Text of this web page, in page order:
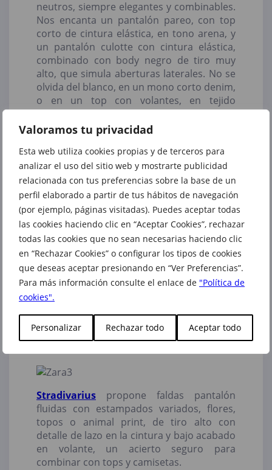
Valoramos tu privacidad
Esta web utiliza cookies propias y de terceros para
analizar el uso del sitio web y mostrarte publicidad
relacionada con tus preferencias sobre la base de un
perfil elaborado a partir de tus hábitos de navegación
(por ejemplo, páginas visitadas). Puedes aceptar todas
las cookies haciendo clic en “Aceptar Cookies”, rechazar
todas las cookies que no sean necesarias haciendo clic
en “Rechazar Cookies” o configurar los tipos de cookies
que deseas aceptar presionando en “Ver Preferencias”.
Para más información consulte el enlace de "Política de
cookies".
Personalizar Rechazar todo Aceptar todo
neutros, siempre elegantes y combinables.
Nos encanta un pantalón pareo, con top
corto de cintura elástica, en tono arena, y
un pantalón culotte con cintura elástica,
combinado con body negro de tiro muy
alto, que simula aberturas laterales. No se
olvida del blanco, en un mono corto denim,
o en un top con volantes, en tejido
bordado perforado combinado a tono, al
igual que los shorts de tiro alto, con bajo
acabado en volantes.
Los vestidos largos no pueden faltar en tu
maleta, perfectos para salir a cenar, como
este diseño en tono beige con bajo
acabado en volantes, o un vestido midi en
tono malva satinado, con escote de pico y
tirantes finos.
Para la tarde en una terraza o chiringuito,
te proponemos un vestido corto de
estampado multicolor con manga larga
en tono crudo, con manga amplia por
debajo del codo y bajo con aberturas
Stradivarius propone faldas pantalón
fluidas con estampados variados, flores,
topos o animal print, de tiro alto con
detalle de lazo en la cintura y bajo acabado
en volante, un acierto seguro para
combinar con tops y camisetas.